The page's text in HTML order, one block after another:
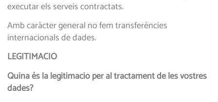
executar els serveis contractats.
Amb caràcter general no fem transferències
internacionals de dades.
LEGITIMACIÓ
Quina és la legitimació per al tractament de les vostres
dades?